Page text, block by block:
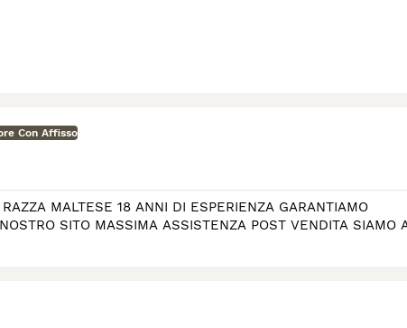
Con Affisso
18 ANNI DI ESPERIENZA GARANTIAMO